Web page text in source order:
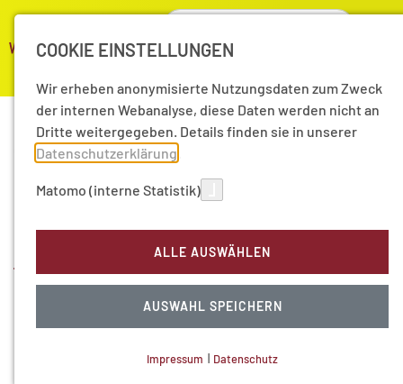
06.10.2025 | Pressemitteilungen
15/2025 Florian Klein
erhält den Hamburger
Wissenschaftspreis 2025
zum Thema
„Immunmodulation“
COOKIE EINSTELLUNGEN
Wir erheben anonymisierte Nutzungsdaten zum Zweck
der internen Webanalyse, diese Daten werden nicht an
Dritte weitergegeben. Details finden sie in unserer
Datenschutzerklärung
Matomo (interne Statistik)
ALLE AUSWÄHLEN
AUSWAHL SPEICHERN
Impressum | Datenschutz